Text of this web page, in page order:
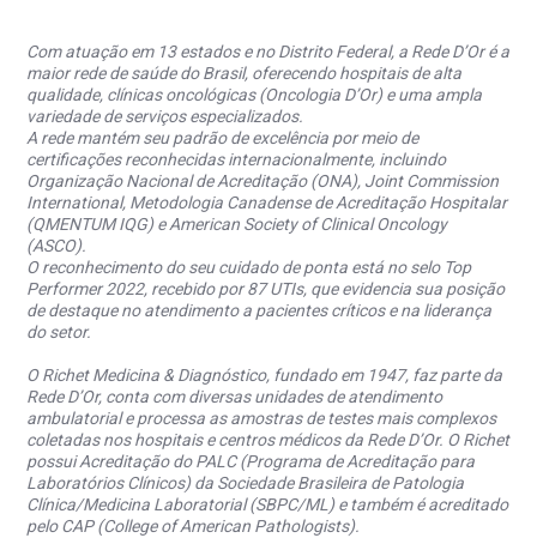
Com atuação em 13 estados e no Distrito Federal, a Rede D’Or é a
maior rede de saúde do Brasil, oferecendo hospitais de alta
qualidade, clínicas oncológicas (Oncologia D’Or) e uma ampla
variedade de serviços especializados.
A rede mantém seu padrão de excelência por meio de
certificações reconhecidas internacionalmente, incluindo
Organização Nacional de Acreditação (ONA), Joint Commission
International, Metodologia Canadense de Acreditação Hospitalar
(QMENTUM IQG) e American Society of Clinical Oncology
(ASCO).
O reconhecimento do seu cuidado de ponta está no selo Top
Performer 2022, recebido por 87 UTIs, que evidencia sua posição
de destaque no atendimento a pacientes críticos e na liderança
do setor.
O Richet Medicina & Diagnóstico, fundado em 1947, faz parte da
Rede D’Or, conta com diversas unidades de atendimento
ambulatorial e processa as amostras de testes mais complexos
coletadas nos hospitais e centros médicos da Rede D’Or. O Richet
possui Acreditação do PALC (Programa de Acreditação para
Laboratórios Clínicos) da Sociedade Brasileira de Patologia
Clínica/Medicina Laboratorial (SBPC/ML) e também é acreditado
pelo CAP (College of American Pathologists).